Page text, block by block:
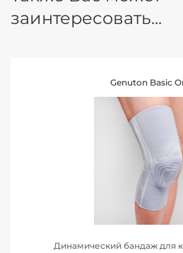
заинтересовать...
Genuton Basic
Динамический бандаж для